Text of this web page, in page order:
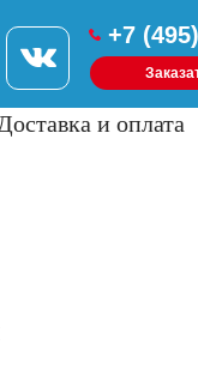
+7
Доставка и оплата